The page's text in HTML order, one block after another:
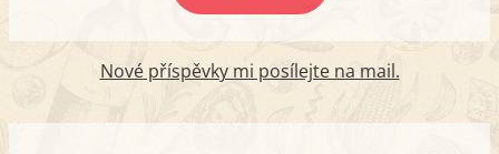
Nové příspěvky mi posílejte na mail.